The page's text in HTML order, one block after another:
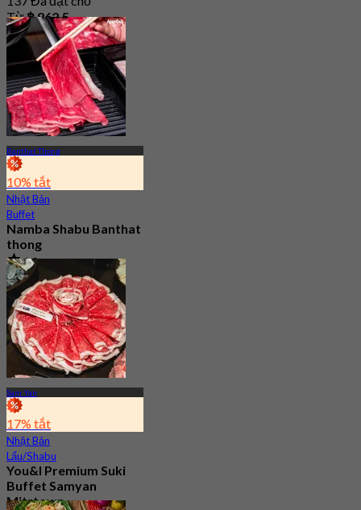
Từ฿ 862.5
Banthat Thong
10% tắt
Nhật Bản
Buffet
Namba Shabu Banthat
thong
4.8
742 Đã đặt chỗ
Từ฿ 268
Sam Yan
17% tắt
Nhật Bản
Lẩu/Shabu
You&I Premium Suki
Buffet Samyan
Mitrtown